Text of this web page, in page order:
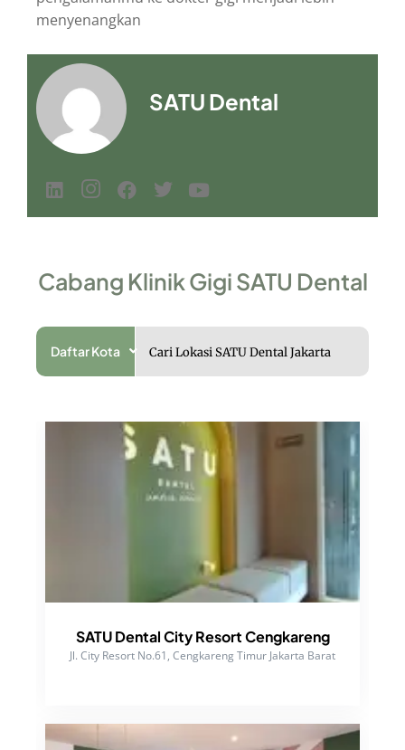
menyenangkan
SATU Dental
Cabang Klinik Gigi SATU Dental
Daftar Kota
SATU Dental City Resort Cengkareng
Jl. City Resort No.61, Cengkareng Timur Jakarta Barat